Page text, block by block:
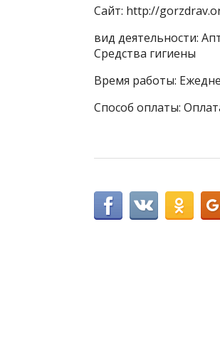
Сайт: http://
вид деятельности:
Средства гигиены
Время работы:
Способ оплаты: